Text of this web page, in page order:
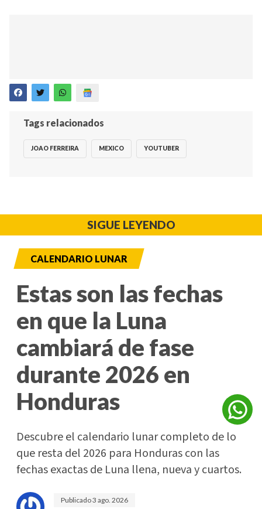
Tags relacionados
JOAO FERREIRA MEXICO YOUTUBER
SIGUE LEYENDO
CALENDARIO LUNAR
Estas son las fechas
en que la Luna
cambiará de fase
durante 2026 en
Honduras
Descubre el calendario lunar completo de lo
que resta del 2026 para Honduras con las
fechas exactas de Luna llena, nueva y cuartos.
Publicado3 ago. 2026